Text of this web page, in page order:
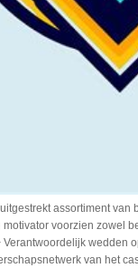
assortiment
voorzien zowel
wedden
van het